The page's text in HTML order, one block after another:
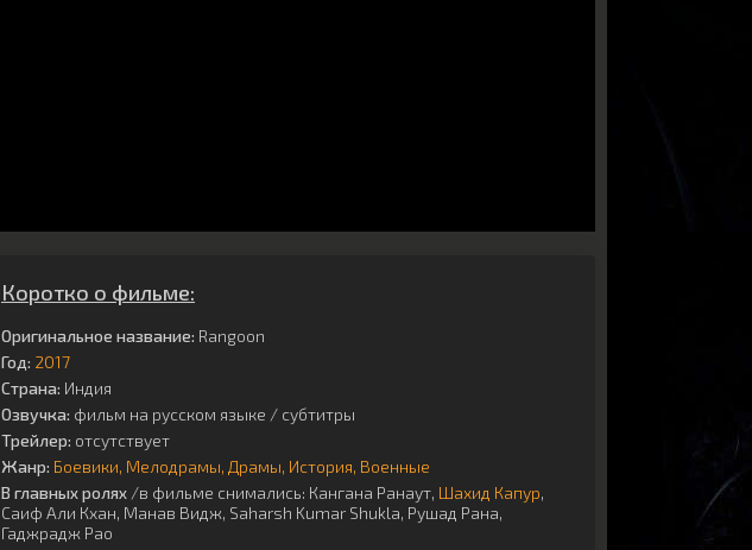
Коротко о фильме:
Оригинальное название: Rangoon
Год: 2017
Страна: Индия
Озвучка: фильм на русском языке / субтитры
Трейлер: отсутствует
Жанр: Боевики Мелодрамы Драмы История Военные
В главных ролях /в фильме снимались: Кангана Ранаут, Шахид Капур,
Саиф Али Кхан, Манав Видж, Saharsh Kumar Shukla, Рушад Рана,
Гаджрадж Рао